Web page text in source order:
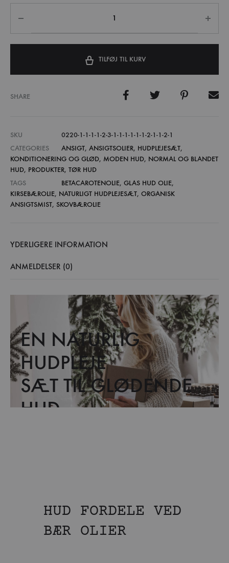
TILFØJ TIL KURV
SHARE
SKU
0220-1-1-1-1-2-3-1-1-1-1-1-1-2-1-1-2-1
CATEGORIES
ANSIGT, ANSIGTSOLIER, HUDPLEJESÆT,
KONDITIONERING OG GLØD, MODEN HUD, NORMAL OG BLANDET
HUD, PRODUKTER, TØR HUD
TAGS
BETACAROTENOLIE, GLAS HUD OLIE,
KIRSEBÆROLIE, NATURLIGT HUDPLEJESÆT, ORGANISK
ANSIGTSMIST, SKOVBÆROLIE
YDERLIGERE INFORMATION
ANMELDELSER (0)
EN NATURLIG
HUDPLEJE
SÆT TIL GLØDENDE
HUD
HUD FORDELE VED
BÆR OLIER